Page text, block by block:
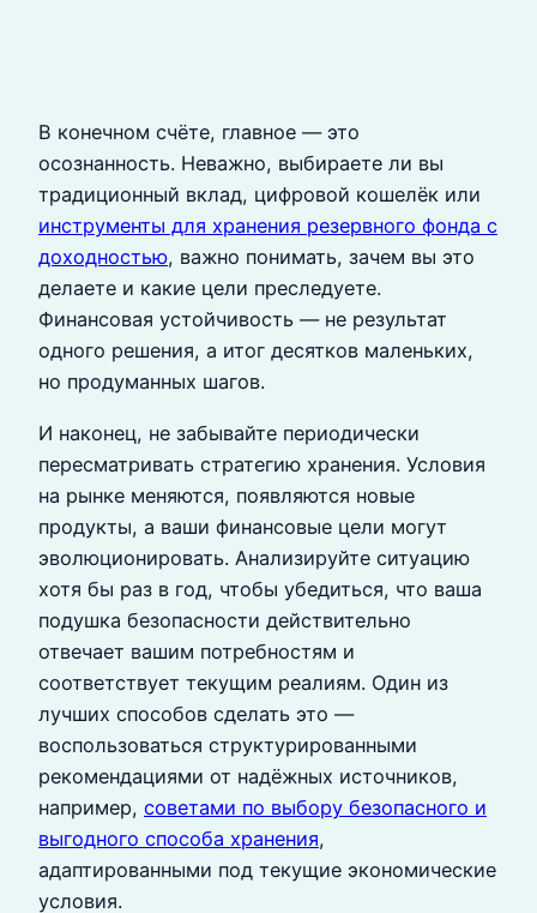
В конечном счёте, главное — это
осознанность. Неважно, выбираете ли вы
традиционный вклад, цифровой кошелёк или
инструменты для хранения резервного фонда с
доходностью, важно понимать, зачем вы это
делаете и какие цели преследуете.
Финансовая устойчивость — не результат
одного решения, а итог десятков маленьких,
но продуманных шагов.
И наконец, не забывайте периодически
пересматривать стратегию хранения. Условия
на рынке меняются, появляются новые
продукты, а ваши финансовые цели могут
эволюционировать. Анализируйте ситуацию
хотя бы раз в год, чтобы убедиться, что ваша
подушка безопасности действительно
отвечает вашим потребностям и
соответствует текущим реалиям. Один из
лучших способов сделать это —
воспользоваться структурированными
рекомендациями от надёжных источников,
например, советами по выбору безопасного и
выгодного способа хранения,
адаптированными под текущие экономические
условия.